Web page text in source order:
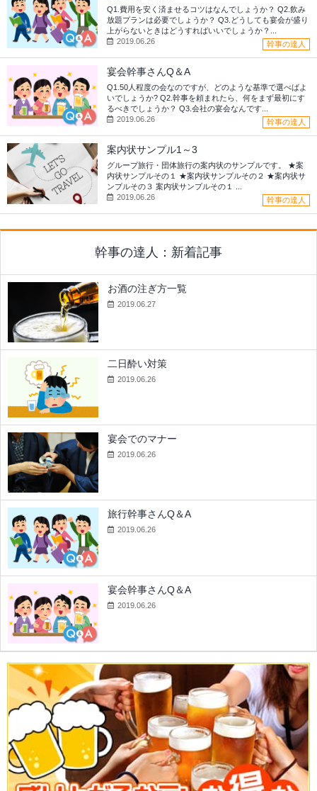
Q1.費用を安く済ませるコツはなんでしょうか？ Q2.飲み
放題プランは必要でしょうか？ Q3.どうしても宴会が盛り
上がらないときはどうすればいいでしょうか？...
2019.06.26
幹事の達人
宴会幹事さんQ＆A
Q1.50人程度の会なのですが、どのような基準で選べばよ
いでしょうか? Q2.幹事を頼まれたら、何をまず最初にす
るべきでしょうか？ Q3.会社の宴会なんです...
2019.06.26
幹事の達人
案内状サンプル1～3
グループ旅行・団体旅行の案内状のサンプルです。 ★案
内状サンプルその１ ★案内状サンプルその２ ★案内状サ
ンプルその３ 案内状サンプルその１ ...
2019.06.26
幹事の達人
幹事の達人：新着記事
お酒の注ぎ方一覧
2019.06.27
二日酔い対策
2019.06.26
宴会でのマナー
2019.06.26
旅行幹事さんQ＆A
2019.06.26
宴会幹事さんQ＆A
2019.06.26